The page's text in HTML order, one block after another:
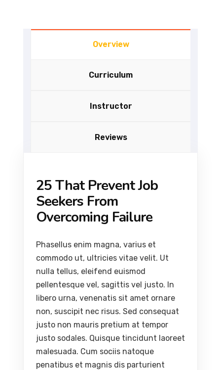
Overview
Curriculum
Instructor
Reviews
25 That Prevent Job
Seekers From
Overcoming Failure
Phasellus enim magna, varius et
commodo ut, ultricies vitae velit. Ut
nulla tellus, eleifend euismod
pellentesque vel, sagittis vel justo. In
libero urna, venenatis sit amet ornare
non, suscipit nec risus. Sed consequat
justo non mauris pretium at tempor
justo sodales. Quisque tincidunt laoreet
malesuada. Cum sociis natoque
penatibus et magnis dis parturient